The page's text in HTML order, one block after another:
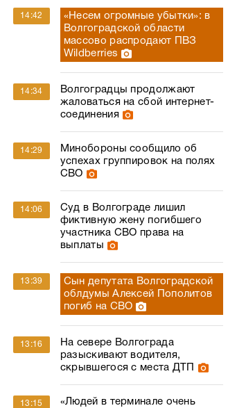
14:42
«Несем огромные убытки»: в
Волгоградской области
массово распродают ПВЗ
Wildberries
14:34
Волгоградцы продолжают
жаловаться на сбой интернет-
соединения
14:29
Минобороны сообщило об
успехах группировок на полях
СВО
14:06
Суд в Волгограде лишил
фиктивную жену погибшего
участника СВО права на
выплаты
13:39
Сын депутата Волгоградской
облдумы Алексей Пополитов
погиб на СВО
13:16
На севере Волгограда
разыскивают водителя,
скрывшегося с места ДТП
13:15
«Людей в терминале очень